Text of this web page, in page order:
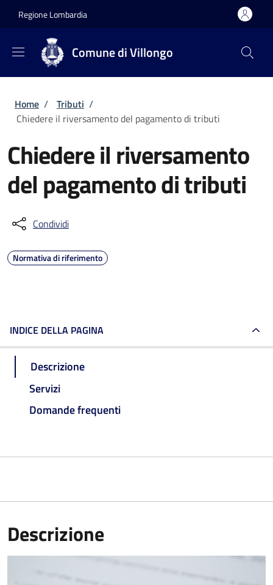
Regione Lombardia
Comune di Villongo
Briciole di pane
Home / Tributi /
Chiedere il riversamento del pagamento di tributi
Chiedere il riversamento
del pagamento di tributi
Condividi
Normativa di riferimento
INDICE DELLA PAGINA
Descrizione
Servizi
Domande frequenti
Descrizione